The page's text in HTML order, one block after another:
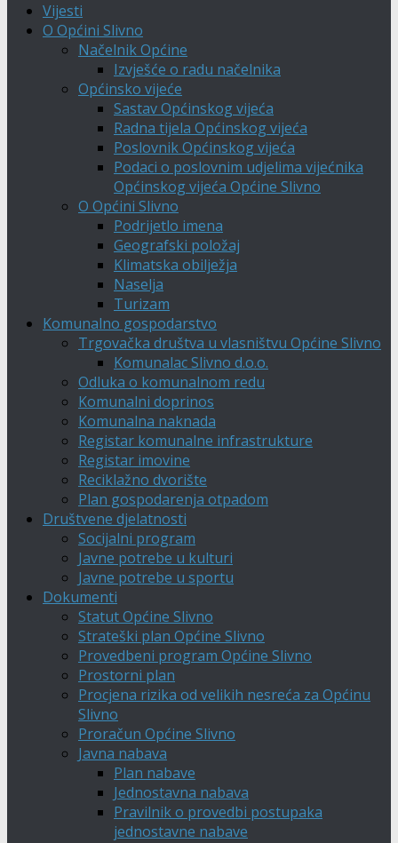
Vijesti
O Općini Slivno
Načelnik Općine
Izvješće o radu načelnika
Općinsko vijeće
Sastav Općinskog vijeća
Radna tijela Općinskog vijeća
Poslovnik Općinskog vijeća
Podaci o poslovnim udjelima vijećnika
Općinskog vijeća Općine Slivno
O Općini Slivno
Podrijetlo imena
Geografski položaj
Klimatska obilježja
Naselja
Turizam
Komunalno gospodarstvo
Trgovačka društva u vlasništvu Općine Slivno
Komunalac Slivno d.o.o.
Odluka o komunalnom redu
Komunalni doprinos
Komunalna naknada
Registar komunalne infrastrukture
Registar imovine
Reciklažno dvorište
Plan gospodarenja otpadom
Društvene djelatnosti
Socijalni program
Javne potrebe u kulturi
Javne potrebe u sportu
Dokumenti
Statut Općine Slivno
Strateški plan Općine Slivno
Provedbeni program Općine Slivno
Prostorni plan
Procjena rizika od velikih nesreća za Općinu
Slivno
Proračun Općine Slivno
Javna nabava
Plan nabave
Jednostavna nabava
Pravilnik o provedbi postupaka
jednostavne nabave